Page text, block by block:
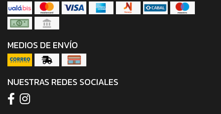
MEDIOS DE ENVÍO
NUESTRAS REDES SOCIALES